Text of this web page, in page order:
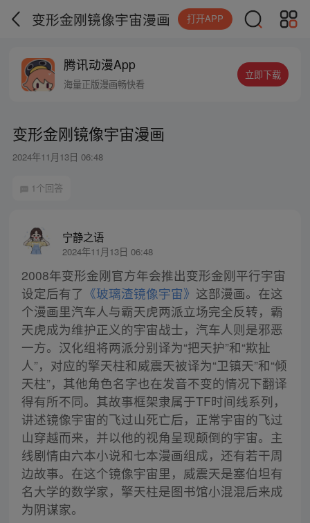
变形金刚镜像宇宙漫画 打开APP
腾讯动漫App
海量正版漫画畅快看
立即下载
变形金刚镜像宇宙漫画
2024年11月13日 06:48
1个回答
宁静之语
2024年11月13日 06:48
2008年变形金刚官方年会推出变形金刚平行宇宙
设定后有了 《玻璃渣镜像宇宙》 这部漫画。在这
个漫画里汽车人与霸天虎两派立场完全反转，霸
天虎成为维护正义的宇宙战士，汽车人则是邪恶
一方。汉化组将两派分别译为“把天护”和“欺扯
人”，对应的擎天柱和威震天被译为“卫镇天”和“倾
天柱”，其他角色名字也在发音不变的情况下翻译
得有所不同。其故事框架隶属于TF时间线系列，
讲述镜像宇宙的飞过山死亡后，正常宇宙的飞过
山穿越而来，并以他的视角呈现颠倒的宇宙。主
线剧情由六本小说和七本漫画组成，还有若干周
边故事。在这个镜像宇宙里，威震天是塞伯坦有
名大学的数学家，擎天柱是图书馆小混混后来成
为阴谋家。